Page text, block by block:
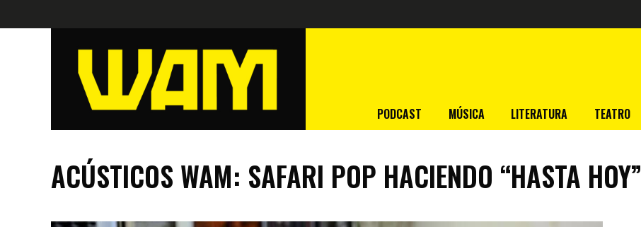
PODCAST MÚSICA LITERATURA TEATRO
ACÚSTICOS WAM: SAFARI POP HACIENDO “HASTA HOY”